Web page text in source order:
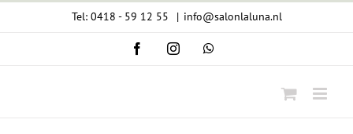
Tel: 0418 - 59 12 55 | info@salonlaluna.nl
FacebookInstagramWhatsApp